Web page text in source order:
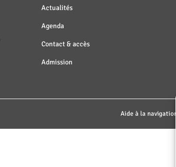
Actualités
Agenda
Contact & accès
Admission
Aide à la navigation